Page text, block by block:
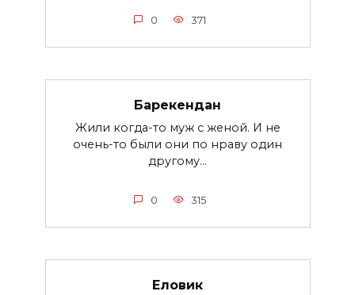
0 371
Барекендан
Жили когда-то муж с женой. И не
очень-то были они по нраву один
другому...
0 315
Еловик